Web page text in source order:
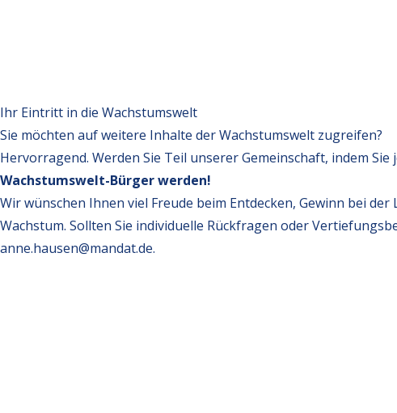
Ihr Eintritt in die Wachstumswelt
Sie möchten auf weitere Inhalte der Wachstumswelt zugreifen?
Hervorragend. Werden Sie Teil unserer Gemeinschaft, indem
Wachstumswelt-Bürger werden!
Wir wünschen Ihnen viel Freude beim Entdecken, Gewinn bei
Wachstum. Sollten Sie individuelle Rückfragen oder
anne.hausen@mandat.de.